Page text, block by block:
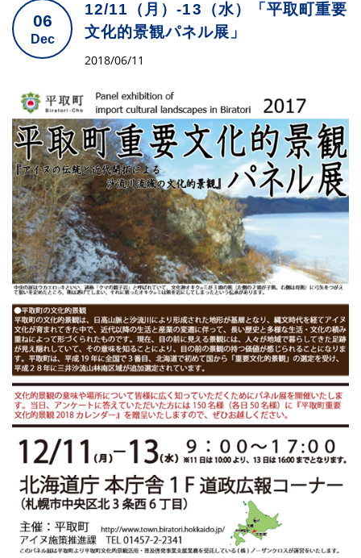
06
Dec
12/11（月）-13（水）「平取町重要
文化的景観パネル展」
2018/06/11